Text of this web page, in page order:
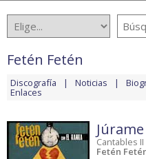
Fetén Fetén
Discografía Noticias
Enlaces
Júrame
Cantables II
Fetén